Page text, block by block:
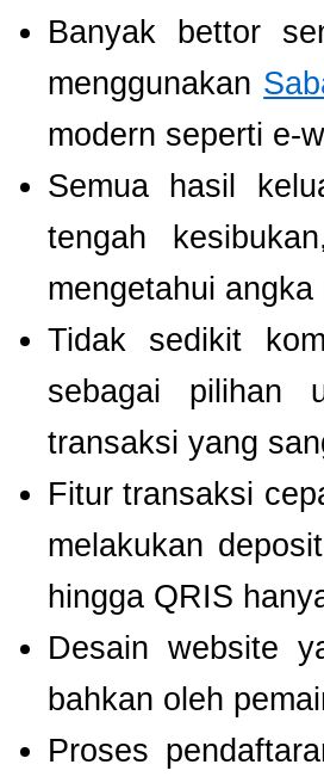
Banyak bettor
menggunakan
modern seperti e-
Semua hasil
tengah
mengetahui
Tidak sedikit
sebagai pilihan
transaksi yang
Fitur transaksi
melakukan
hingga QRIS
Desain website
bahkan oleh
Proses